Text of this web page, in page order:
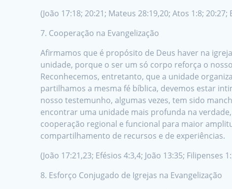
(João 17:18; 20:21; Mateus 28:19,20; Atos 1:8;
7. Cooperação na Evangelização
Afirmamos que é propósito de Deus haver na
unidade, porque o ser um só corpo reforça o
Reconhecemos, entretanto, que a unidade
partilhamos a mesma fé bíblica, devemos estar
nosso testemunho, algumas vezes, tem sido
encontrar uma unidade mais profunda na
cooperação regional e funcional para maior
compartilhamento de recursos e de experiências.
(João 17:21,23; Efésios 4:3,4; João 13:35; Filipenses
8. Esforço Conjugado de Igrejas na Evangelização